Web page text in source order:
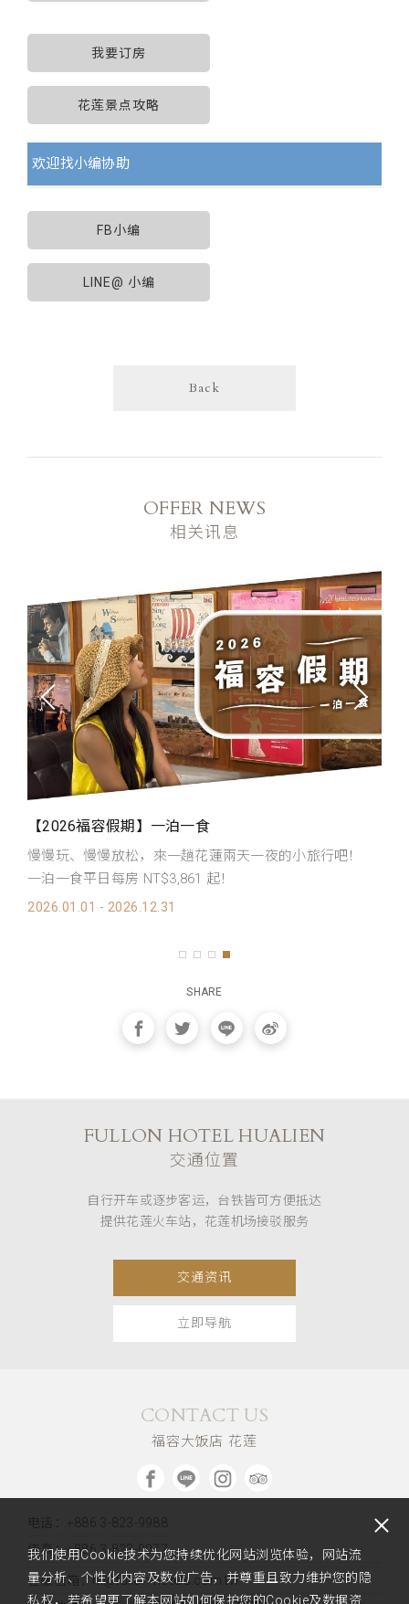
我要订房
花莲景点攻略
欢迎找小编协助
FB小编
LINE@ 小编
Back
OFFER NEWS
相关讯息
【福容家会员专属】2026会员住房优惠
福容家会员限定！！！ 2026年会员专属住房最低价 两人
同行含早餐最低只要 NT$3,199 起！
2026.01.01 - 2026.12.31
SHARE
FULLON HOTEL HUALIEN
交通位置
自行开车或逐步客运，台铁皆可方便抵达
提供花莲火车站，花莲机场接驳服务
交通资讯
立即导航
CONTACT US
福容大饭店 花莲
电话：+886 3-823-9988
传真：+886 3-823-0077
客服信箱：hl@fullon-hotels.com.tw
我们使用Cookie技术为您持续优化网站浏览体验，网站流
量分析、个性化内容及数位广告，并尊重且致力维护您的隐
私权，若希望更了解本网站如何保护您的Cookie及数据资